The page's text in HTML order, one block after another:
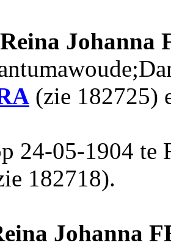
Reina Johanna
(zie 182725)
24-05-1904 te
182718).
Johanna